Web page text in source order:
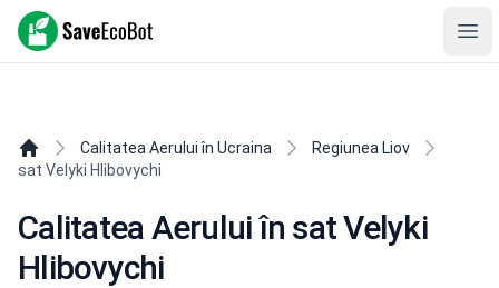
SaveEcoBot
Calitatea Aerului în Ucraina
Regiunea Liov
sat Velyki Hlibovychi
Calitatea Aerului în sat Velyki
Hlibovychi